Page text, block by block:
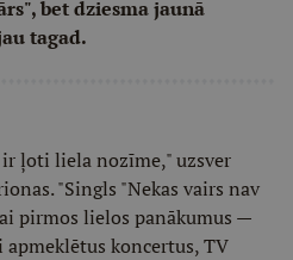
bet dziesma jaunā
tagad.
ļoti liela nozīme," uzsver
"Singls "Nekas vairs nav
pirmos lielos panākumus —
koncertus, TV